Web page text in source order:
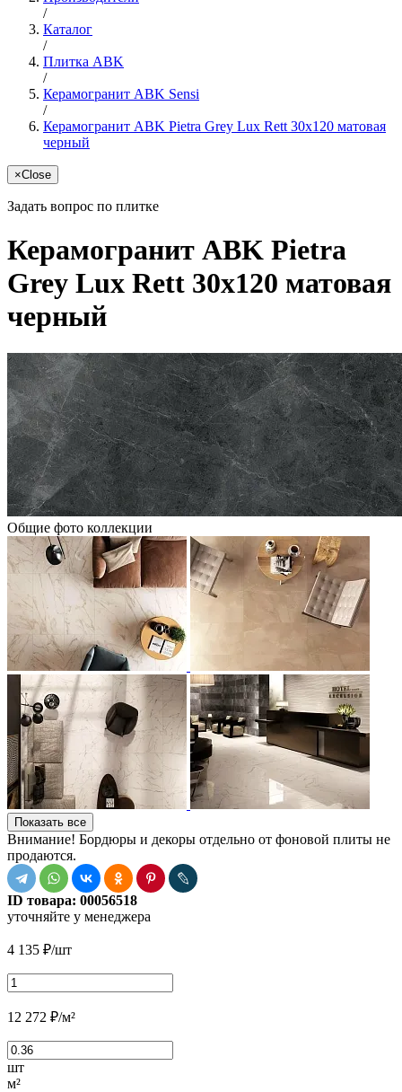
/
Каталог
/
Плитка ABK
/
Керамогранит ABK Sensi
/
Керамогранит ABK Pietra Grey Lux Rett 30x120 матовая
черный
×Close
Задать вопрос по плитке
Керамогранит ABK Pietra
Grey Lux Rett 30x120 матовая
черный
Общие фото коллекции
Показать все
Внимание! Бордюры и декоры отдельно от фоновой плиты не
продаются.
ID товара: 00056518
уточняйте у менеджера
4 135 ₽/шт
12 272 ₽/м²
шт
м²